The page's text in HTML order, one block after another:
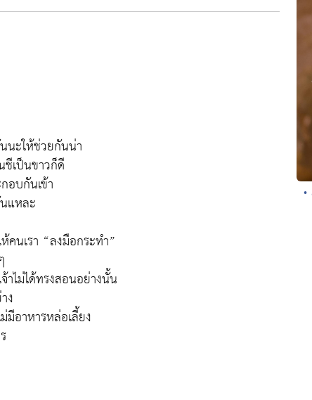
นะให้ช่วยกันน่า
เป็นขาวก็ดี
อบกันเข้า
แหละ
คนเรา “ลงมือกระทำ”
ไม่ได้ทรงสอนอย่างนั้น
ง
มีอาหารหล่อเลี้ยง
•